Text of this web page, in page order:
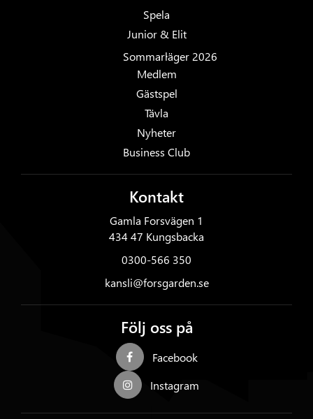
Spela
Junior & Elit
Sommarläger 2026
Medlem
Gästspel
Tävla
Nyheter
Business Club
Kontakt
Gamla Forsvägen 1
434 47 Kungsbacka
0300-566 350
kansli@forsgarden.se
Följ oss på
Facebook
Instagram